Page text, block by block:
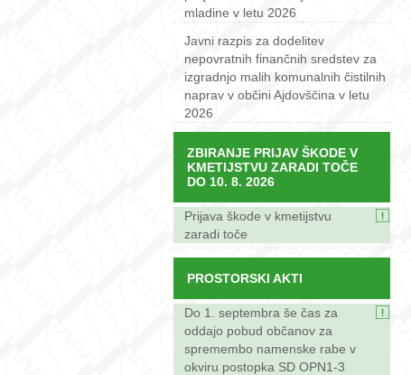
mladine v letu 2026
Javni razpis za dodelitev
nepovratnih finančnih sredstev za
izgradnjo malih komunalnih čistilnih
naprav v občini Ajdovščina v letu
2026
ZBIRANJE PRIJAV ŠKODE V
KMETIJSTVU ZARADI TOČE
DO 10. 8. 2026
Prijava škode v kmetijstvu
zaradi toče
PROSTORSKI AKTI
Do 1. septembra še čas za
oddajo pobud občanov za
spremembo namenske rabe v
okviru postopka SD OPN1-3